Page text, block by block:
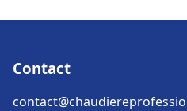
Contact